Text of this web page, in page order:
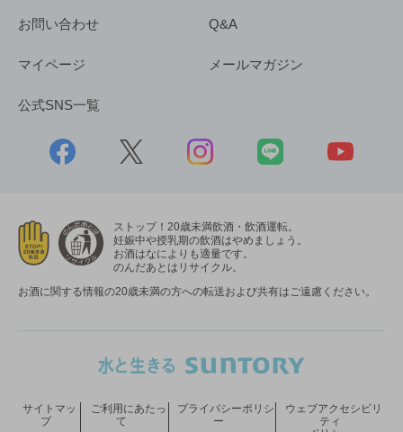
お問い合わせ Q&A
マイページ メールマガジン
公式SNS一覧
ストップ！20歳未満飲酒・飲酒運転。
妊娠中や授乳期の飲酒はやめましょう。
お酒はなによりも適量です。
のんだあとはリサイクル。
お酒に関する情報の20歳未満の方への転送および共有はご遠慮ください。
サイトマッ
プ
ご利用にあたっ
て
プライバシーポリシ
ー
ウェブアクセシビリ
ティ